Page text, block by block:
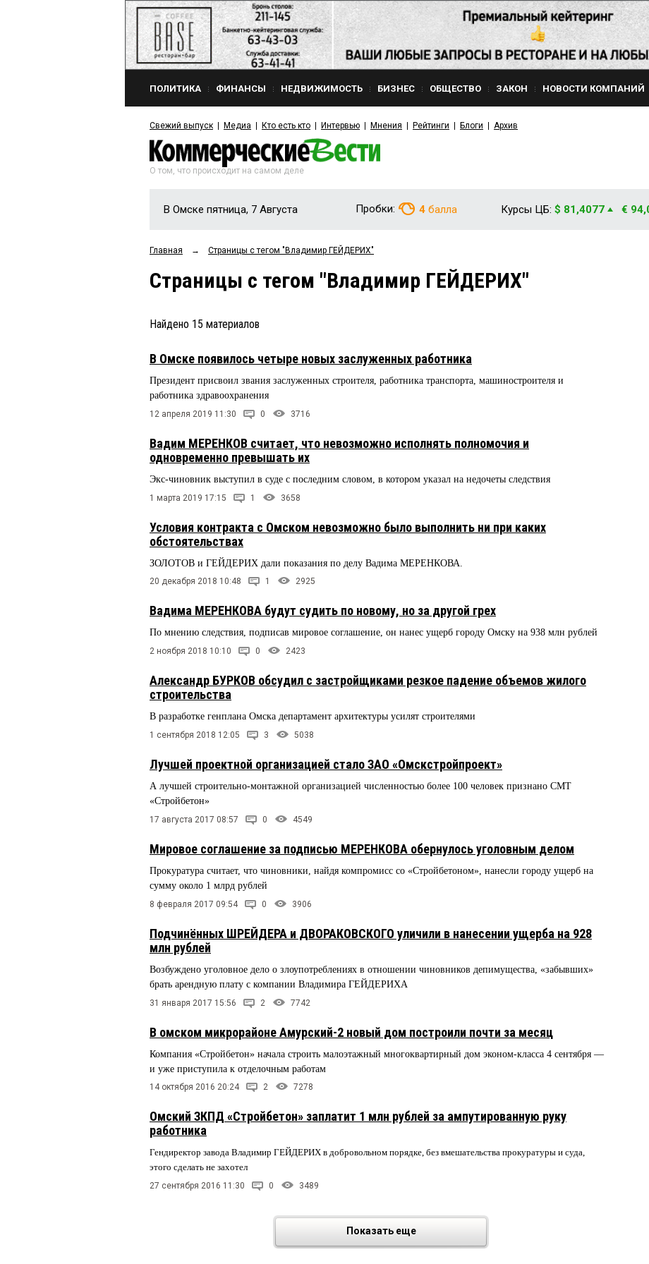
ПОЛИТИКА ФИНАНСЫ НЕДВИЖИМОСТЬ БИЗНЕС ОБЩЕСТВО ЗАКОН НОВОСТИ КОМПАНИЙ
Свежий выпуск Медиа Кто есть кто Интервью Мнения Рейтинги Блоги Архив
О том, что происходит на самом деле
В Омске пятница, 7 Августа Пробки: 4 балла Курсы ЦБ: $ 81,4077 €
Главная → Страницы c тегом "Владимир ГЕЙДЕРИХ"
Страницы c тегом "Владимир ГЕЙДЕРИХ"
Найдено 15 материалов
В Омске появилось четыре новых заслуженных работника
Президент присвоил звания заслуженных строителя, работника транспорта, машиностроителя и
работника здравоохранения
12 апреля 2019 11:30 0 3716
Вадим МЕРЕНКОВ считает, что невозможно исполнять полномочия и
одновременно превышать их
Экс-чиновник выступил в суде с последним словом, в котором указал на недочеты следствия
1 марта 2019 17:15 1 3658
Условия контракта с Омском невозможно было выполнить ни при каких
обстоятельствах
ЗОЛОТОВ и ГЕЙДЕРИХ дали показания по делу Вадима МЕРЕНКОВА.
20 декабря 2018 10:48 1 2925
Вадима МЕРЕНКОВА будут судить по новому, но за другой грех
По мнению следствия, подписав мировое соглашение, он нанес ущерб городу Омску на 938 млн рублей
2 ноября 2018 10:10 0 2423
Александр БУРКОВ обсудил с застройщиками резкое падение объемов жилого
строительства
В разработке генплана Омска департамент архитектуры усилят строителями
1 сентября 2018 12:05 3 5038
Лучшей проектной организацией стало ЗАО «Омскстройпроект»
А лучшей строительно-монтажной организацией численностью более 100 человек признано СМТ
«Стройбетон»
17 августа 2017 08:57 0 4549
Мировое соглашение за подписью МЕРЕНКОВА обернулось уголовным делом
Прокуратура считает, что чиновники, найдя компромисс со «Стройбетоном», нанесли городу ущерб на
сумму около 1 млрд рублей
8 февраля 2017 09:54 0 3906
Подчинённых ШРЕЙДЕРА и ДВОРАКОВСКОГО уличили в нанесении ущерба на 928
млн рублей
Возбуждено уголовное дело о злоупотреблениях в отношении чиновников депимущества, «забывших»
брать арендную плату с компании Владимира ГЕЙДЕРИХА
31 января 2017 15:56 2 7742
В омском микрорайоне Амурский-2 новый дом построили почти за месяц
Компания «Стройбетон» начала строить малоэтажный многоквартирный дом эконом-класса 4 сентября —
и уже приступила к отделочным работам
14 октября 2016 20:24 2 7278
Омский ЗКПД «Стройбетон» заплатит 1 млн рублей за ампутированную руку
работника
Гендиректор завода Владимир ГЕЙДЕРИХ в добровольном порядке, без вмешательства прокуратуры и суда,
этого сделать не захотел
27 сентября 2016 11:30 0 3489
Показать еще